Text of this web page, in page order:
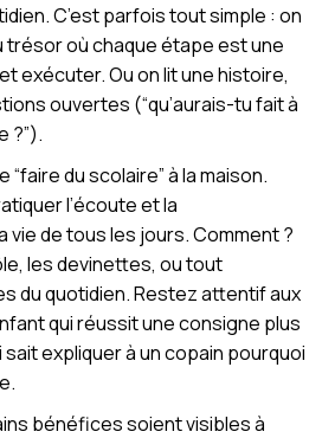
C’est parfois tout simple : on
trésor où chaque étape est une
exécuter. Ou on lit une histoire,
ouvertes (“qu’aurais-tu fait à
?”).
“faire du scolaire” à la maison.
l’écoute et la
vie de tous les jours. Comment ?
les devinettes, ou tout
du quotidien. Restez attentif aux
qui réussit une consigne plus
sait expliquer à un copain pourquoi
bénéfices soient visibles à